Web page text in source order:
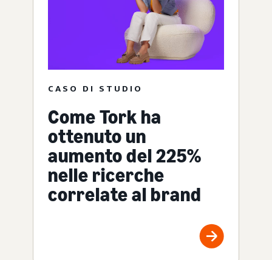
CASO DI STUDIO
Come Tork ha
ottenuto un
aumento del 225%
nelle ricerche
correlate al brand